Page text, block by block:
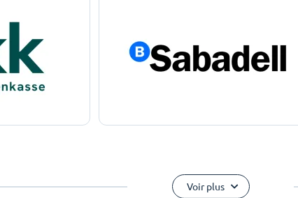
Voir plus